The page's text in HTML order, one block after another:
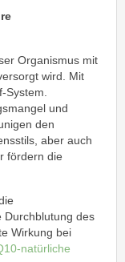
Organismus mit
wird. Mit
und
den
aber auch
fördern die
Durchblutung des
Wirkung bei
natürliche